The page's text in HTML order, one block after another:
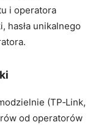
i operatora
hasła unikalnego
(TP‑Link,
od operatorów